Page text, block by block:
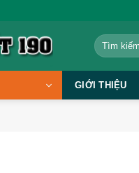
Tìm
kiếm:
GIỚI THIỆU